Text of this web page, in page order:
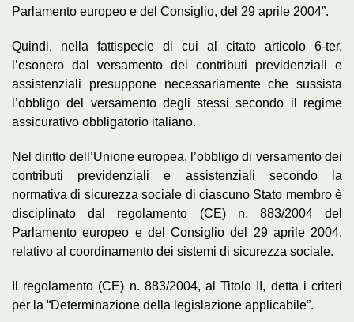
Parlamento europeo e del Consiglio, del 29 aprile 2004”.
Quindi, nella fattispecie di cui al citato articolo 6-ter,
l’esonero dal versamento dei contributi previdenziali e
assistenziali presuppone necessariamente che sussista
l’obbligo del versamento degli stessi secondo il regime
assicurativo obbligatorio italiano.
Nel diritto dell’Unione europea, l’obbligo di versamento dei
contributi previdenziali e assistenziali secondo la
normativa di sicurezza sociale di ciascuno Stato membro è
disciplinato dal regolamento (CE) n. 883/2004 del
Parlamento europeo e del Consiglio del 29 aprile 2004,
relativo al coordinamento dei sistemi di sicurezza sociale.
Il regolamento (CE) n. 883/2004, al Titolo II, detta i criteri
per la “Determinazione della legislazione applicabile”.